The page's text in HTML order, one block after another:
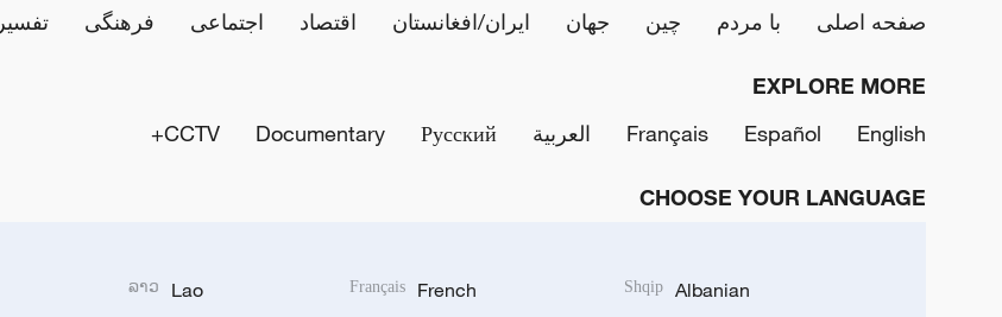
صفحه اصلی با مردم چین جهان ایران/افغانستان اقتصاد اجتماعی فرهنگی تفسیر
EXPLORE MORE
English
Español
Français العربية Русский
Documentary
CCTV+
CHOOSE YOUR LANGUAGE
Albanian
Shqip
French
Français
Lao
ລາວ